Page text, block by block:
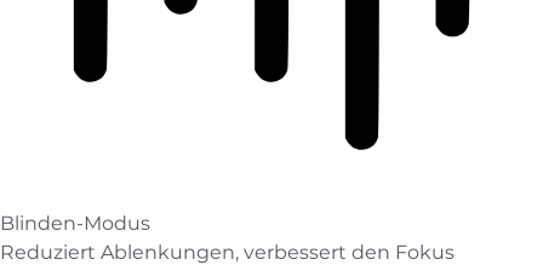
Blinden-Modus
Reduziert Ablenkungen, verbessert den Fokus